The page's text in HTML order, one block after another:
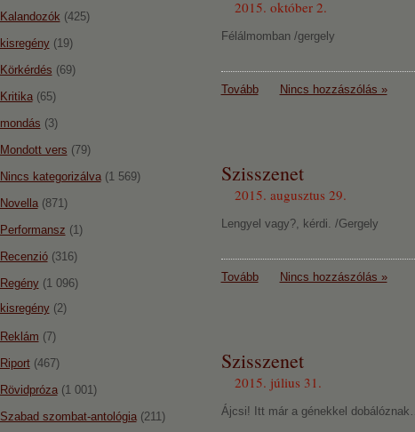
2015. október 2.
Félálmomban /gergely
Tovább Nincs hozzászólás »
Szisszenet
2015. augusztus 29.
Lengyel vagy?, kérdi. /Gergely
Tovább Nincs hozzászólás »
Szisszenet
2015. július 31.
Ájcsi! Itt már a génekkel
Kalandozók (425)
kisregény(19)
Körkérdés (69)
Kritika(65)
mondás (3)
Mondott vers (79)
Nincs kategorizálva(1 569)
Novella(871)
Performansz (1)
Recenzió(316)
Regény(1 096)
kisregény(2)
Reklám (7)
Riport(467)
Rövidpróza(1 001)
Szabad szombat-antológia(211)